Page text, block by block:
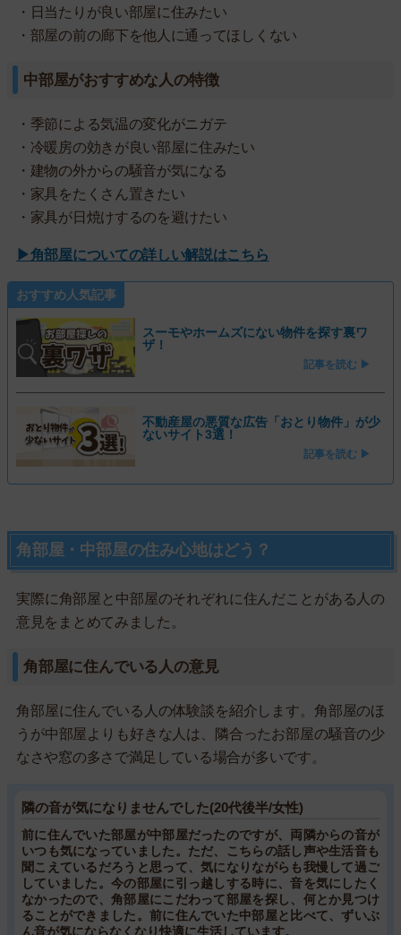
・日当たりが良い部屋に住みたい
・部屋の前の廊下を他人に通ってほしくない
中部屋がおすすめな人の特徴
・季節による気温の変化がニガテ
・冷暖房の効きが良い部屋に住みたい
・建物の外からの騒音が気になる
・家具をたくさん置きたい
・家具が日焼けするのを避けたい
▶角部屋についての詳しい解説はこちら
おすすめ人気記事
スーモやホームズにない物件を探す裏ワ
ザ！
記事を読む ▶
不動産屋の悪質な広告「おとり物件」が少
ないサイト3選！
記事を読む ▶
角部屋・中部屋の住み心地はどう？
実際に角部屋と中部屋のそれぞれに住んだことがある人の
意見をまとめてみました。
角部屋に住んでいる人の意見
角部屋に住んでいる人の体験談を紹介します。角部屋のほ
うが中部屋よりも好きな人は、隣合ったお部屋の騒音の少
なさや窓の多さで満足している場合が多いです。
隣の音が気になりませんでした(20代後半/女性)
前に住んでいた部屋が中部屋だったのですが、両隣からの音が
いつも気になっていました。ただ、こちらの話し声や生活音も
聞こえているだろうと思って、気になりながらも我慢して過ご
していました。今の部屋に引っ越しする時に、音を気にしたく
なかったので、角部屋にこだわって部屋を探し、何とか見つけ
ることができました。前に住んでいた中部屋と比べて、ずいぶ
ん音が気にならなくなり快適に生活しています。